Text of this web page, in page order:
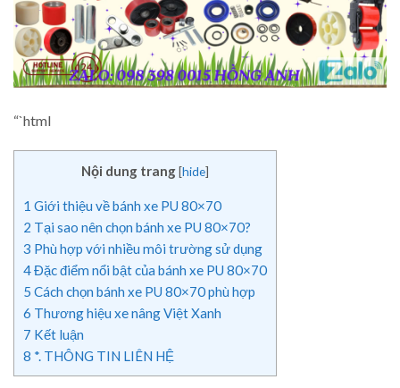
“`html
Nội dung trang[hide]
1 Giới thiệu về bánh xe PU 80×70
2 Tại sao nên chọn bánh xe PU 80×70?
3 Phù hợp với nhiều môi trường sử dụng
4Đặc điểm nổi bật của bánh xe PU 80×70
5 Cách chọn bánh xe PU 80×70 phù hợp
6 Thương hiệu xe nâng Việt Xanh
7 Kết luận
8 *. THÔNG TIN LIÊN HỆ